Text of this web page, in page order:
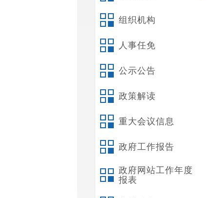
组织机构
人事任免
公示公告
政策解读
重大会议信息
政府工作报告
政府网站工作年度
报表